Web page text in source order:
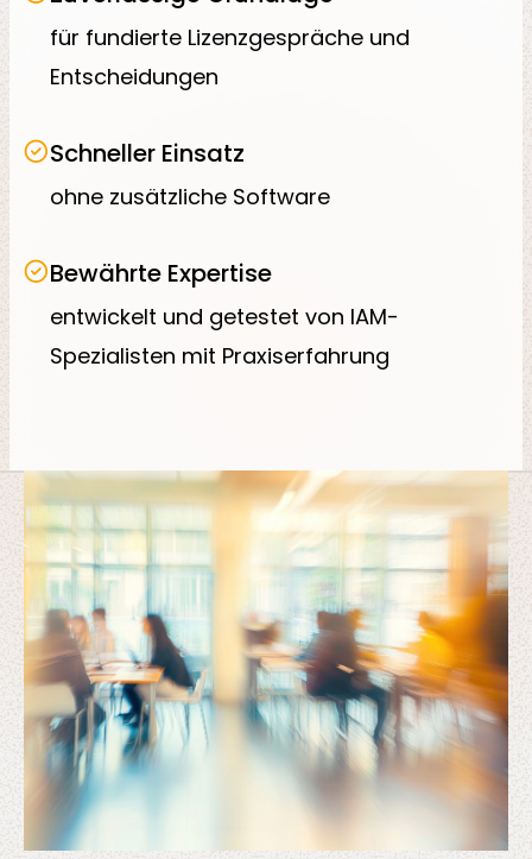
für fundierte Lizenzgespräche und
Entscheidungen
Schneller Einsatz
ohne zusätzliche Software
Bewährte Expertise
entwickelt und getestet von IAM-
Spezialisten mit Praxiserfahrung